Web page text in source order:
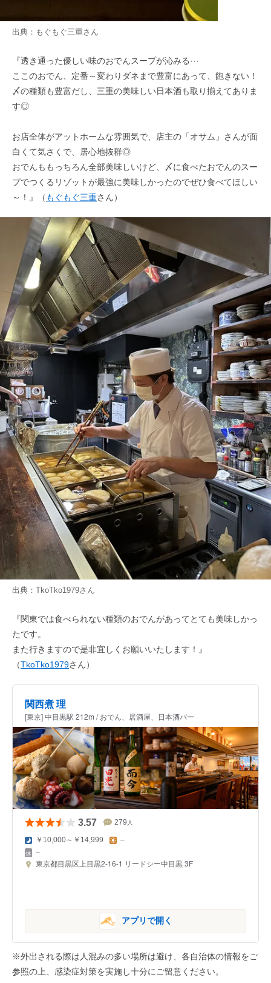
出典： もぐもぐ三重さん
『透き通った優しい味のおでんスープが沁みる···
ここのおでん、定番～変わりダネまで豊富にあって、飽きない！
〆の種類も豊富だし、三重の美味しい日本酒も取り揃えてありま
す◎
お店全体がアットホームな雰囲気で、店主の「オサム」さんが面
白くて気さくで、居心地抜群◎
おでんももっちろん全部美味しいけど、〆に食べたおでんのスー
プでつくるリゾットが最強に美味しかったのでぜひ食べてほしい
～！』（ もぐもぐ三重さん）
出典： TkoTko1979さん
『関東では食べられない種類のおでんがあってとても美味しかっ
たです。
また行きますので是非宜しくお願いいたします！』
（TkoTko1979さん）
関西煮 理
[東京] 中目黒駅 212m / おでん、居酒屋、日本酒バー
3.57 279 人
￥10,000～￥14,999 –
–
東京都目黒区上目黒2-16-1 リードシー中目黒 3F
アプリで開く
※外出される際は人混みの多い場所は避け、各自治体の情報をご
参照の上、感染症対策を実施し十分にご留意ください。